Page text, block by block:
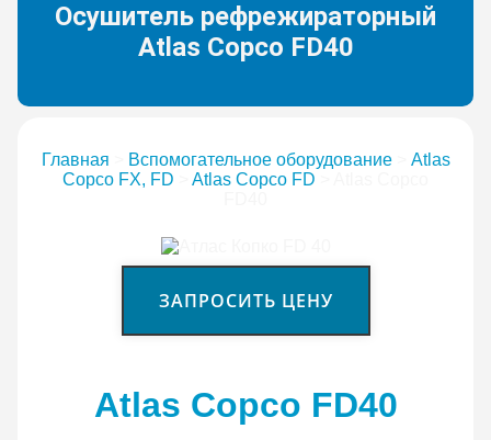
Осушитель рефрежираторный
Atlas Copco FD40
Главная Вспомогательное оборудование> Atlas
Copco FX, FD
Atlas Copco FD
ЗАПРОСИТЬ ЦЕНУ
Atlas Copco FD40